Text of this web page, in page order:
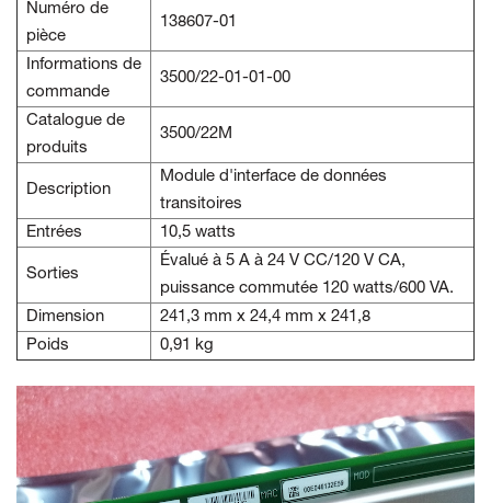
Numéro de
pièce
138607-01
Informations de
commande
3500/22-01-01-00
Catalogue de
produits
3500/22M
Description
Module d'interface de données
transitoires
Entrées
10,5 watts
Sorties
Évalué à 5 A à 24 V CC/120 V CA,
puissance commutée 120 watts/600 VA.
Dimension
241,3 mm x 24,4 mm x 241,8
Poids
0,91 kg